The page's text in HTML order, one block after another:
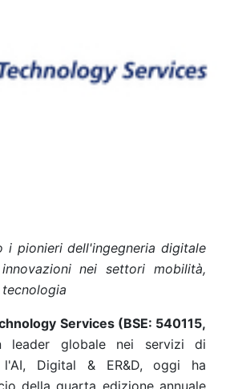
i pionieri dell'ingegneria digitale
nei settori mobilità,
Services (BSE: 540115,
leader globale nei servizi di
l'AI, Digital & ER&D, oggi ha
della quarta edizione annuale